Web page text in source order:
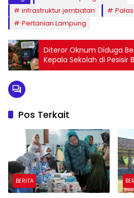
infrastruktur jembatan
Palas
Pertanian Lampung
Diteror Oknum Diduga
Kepala Sekolah di Pesisir
Perlindungan
Pos Terkait
BERITA